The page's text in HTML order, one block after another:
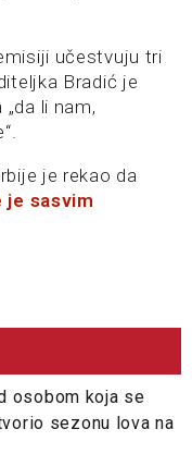
učestvuju tri
Bradić je
li nam,
je rekao da
je sasvim
osobom koja se
sezonu lova na